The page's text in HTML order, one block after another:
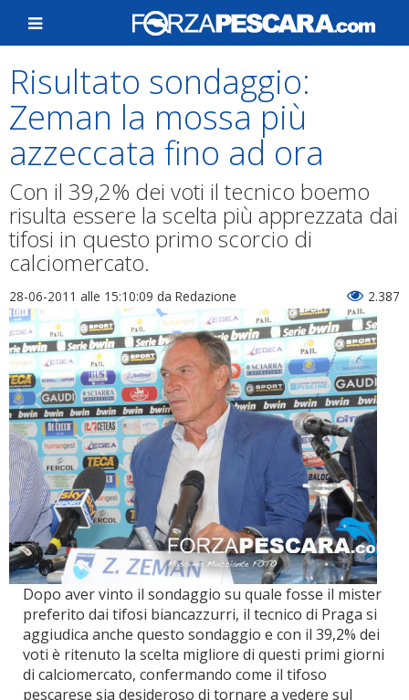
Risultato sondaggio:
Zeman la mossa più
azzeccata fino ad ora
Con il 39,2% dei voti il tecnico boemo
risulta essere la scelta più apprezzata dai
tifosi in questo primo scorcio di
calciomercato.
28-06-2011 alle 15:10:09 da Redazione 2.387
Dopo aver vinto il sondaggio su quale fosse il mister
preferito dai tifosi biancazzurri, il tecnico di Praga si
aggiudica anche questo sondaggio e con il 39,2% dei
voti è ritenuto la scelta migliore di questi primi giorni
di calciomercato, confermando come il tifoso
pescarese sia desideroso di tornare a vedere sul